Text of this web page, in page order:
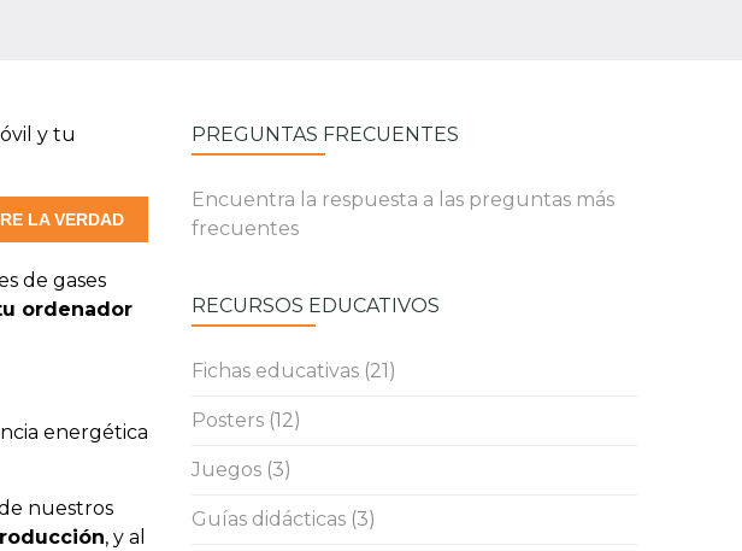
y tu
LA VERDAD
de gases
ordenador
energética
nuestros
, y al
PREGUNTAS FRECUENTES
Encuentra la respuesta a las preguntas más
frecuentes
RECURSOS EDUCATIVOS
Fichas educativas (21)
Posters (12)
Juegos (3)
Guías didácticas (3)